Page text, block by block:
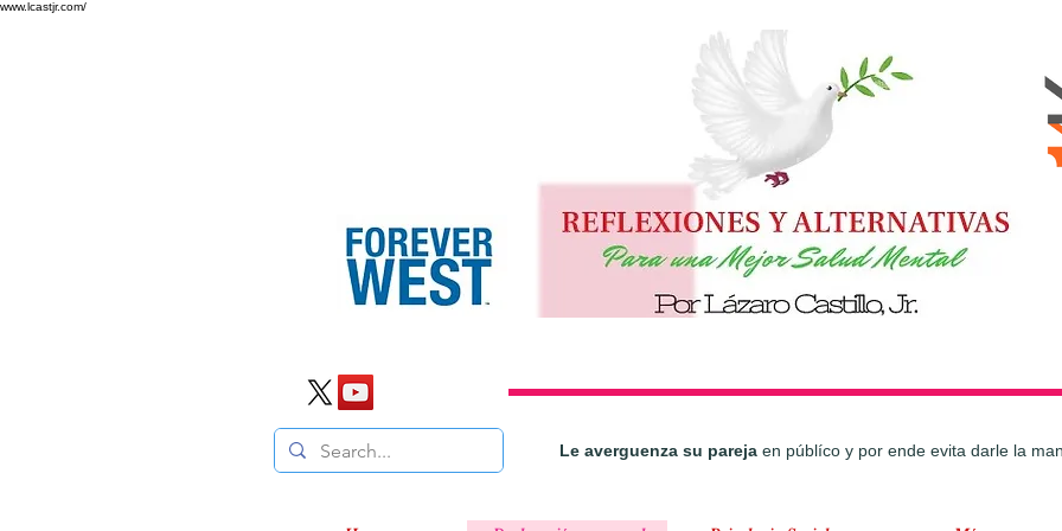
www.lcastjr.com/
Le averguenza su pareja en públíco y por ende evita darle la